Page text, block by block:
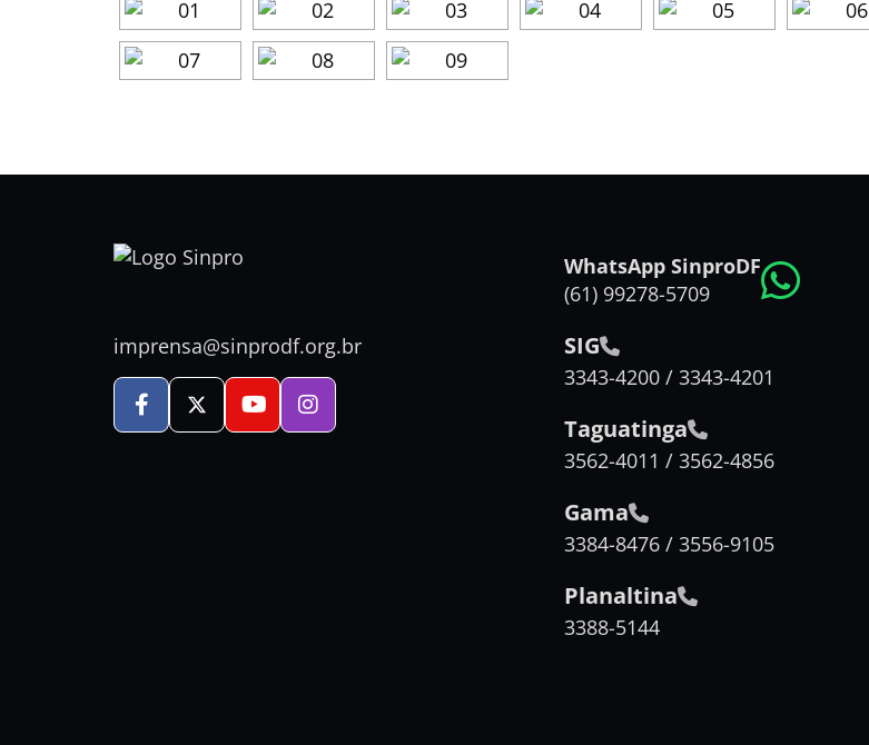
imprensa@sinprodf.org.br
WhatsApp SinproDF
(61) 99278-5709
SIG
3343-4200 / 3343-4201
Taguatinga
3562-4011 / 3562-4856
Gama
3384-8476 / 3556-9105
Planaltina
3388-5144